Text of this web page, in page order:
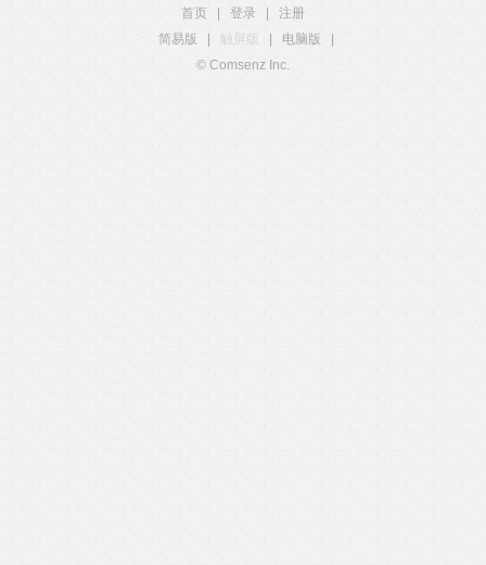
首页 登录
注册
简易版
触屏版 电脑版
© Comsenz Inc.